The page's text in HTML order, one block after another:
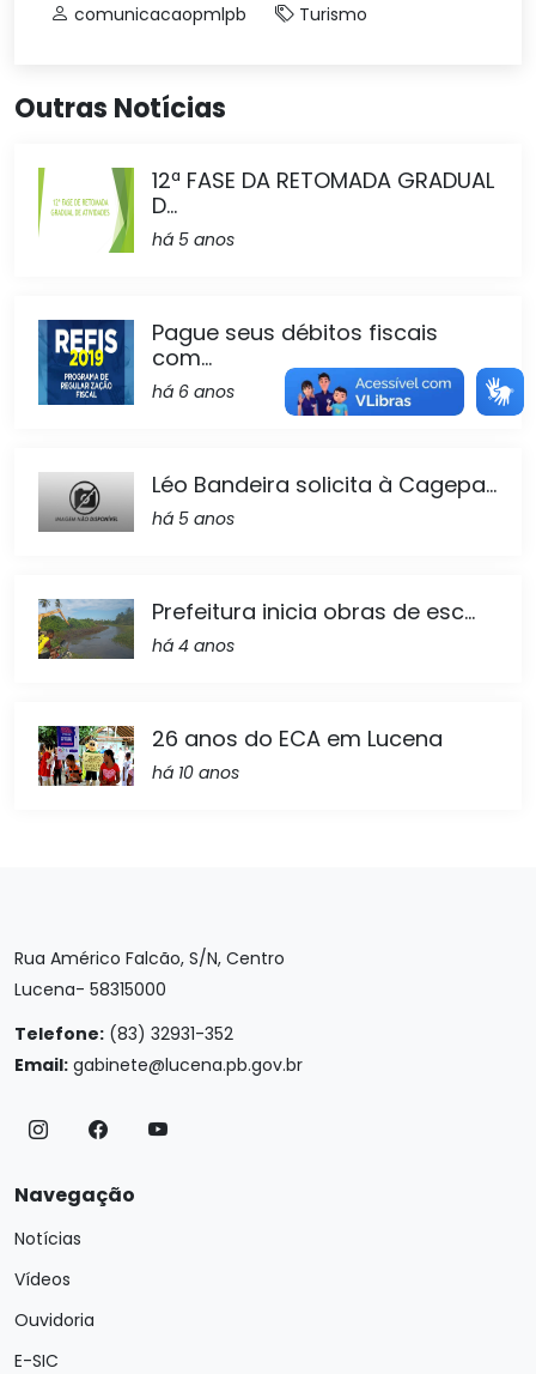
comunicacaopmlpb Turismo
Outras Notícias
12ª FASE DA RETOMADA GRADUAL
D...
há 5 anos
Pague seus débitos fiscais
com...
há 6 anos
Léo Bandeira solicita à Cagepa...
há 5 anos
Prefeitura inicia obras de esc...
há 4 anos
26 anos do ECA em Lucena
há 10 anos
Rua Américo Falcão, S/N, Centro
Lucena- 58315000
Telefone: (83) 32931-352
Email: gabinete@lucena.pb.gov.br
Navegação
Notícias
Vídeos
Ouvidoria
E-SIC